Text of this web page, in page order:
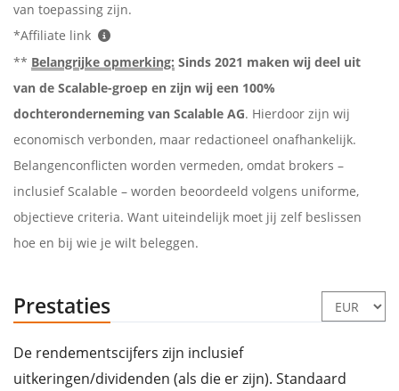
van toepassing zijn.
*Affiliate link
** Belangrijke opmerking: Sinds 2021 maken wij deel uit
van de Scalable-groep en zijn wij een 100%
dochteronderneming van Scalable AG. Hierdoor zijn wij
economisch verbonden, maar redactioneel onafhankelijk.
Belangenconflicten worden vermeden, omdat brokers –
inclusief Scalable – worden beoordeeld volgens uniforme,
objectieve criteria. Want uiteindelijk moet jij zelf beslissen
hoe en bij wie je wilt beleggen.
Prestaties
De rendementscijfers zijn inclusief
uitkeringen/dividenden (als die er zijn). Standaard